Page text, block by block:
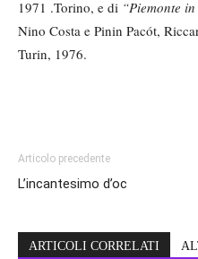
1971 .Torino, e di “Piemonte
Nino Costa e Pinin Pacót,
Turin, 1976.
Articolo precedente
L’incantesimo d’oc
ARTICOLI CORRELATI